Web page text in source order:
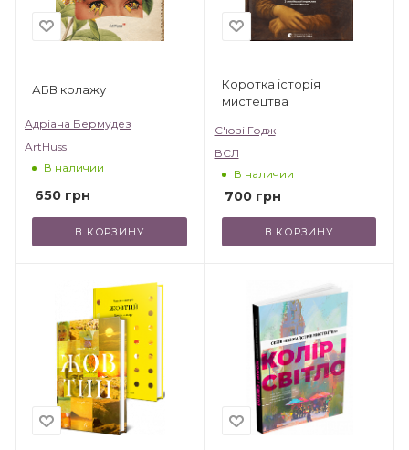
АБВ колажу
Адріана Бермудез
ArtHuss
В наличии
650 грн
В КОРЗИНУ
Коротка історія
мистецтва
С'юзі Годж
ВСЛ
В наличии
700грн
В КОРЗИНУ